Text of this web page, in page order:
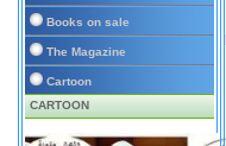
Books on sale
The Magazine
Cartoon
CARTOON